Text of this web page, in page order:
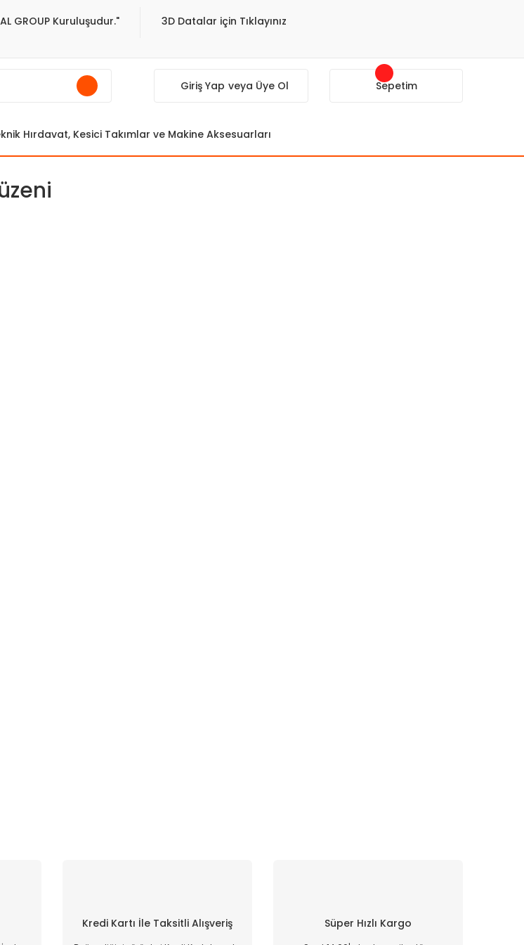
GROUP Kuruluşudur."
3D Datalar için Tıklayınız
Giriş Yap veya Üye Ol Sepetim
Hırdavat, Kesici Takımlar ve Makine Aksesuarları
Kredi Kartı İle Taksitli Alışveriş Süper Hızlı Kargo